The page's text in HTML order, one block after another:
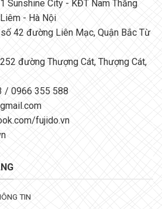
Sunshine City - KĐT Nam Thăng
- Hà Nội
số 42 đường Liên Mạc, Quận Bắc Từ
đường Thượng Cát, Thượng Cát,
/ 0966 355 588
fujido.vn
TIN